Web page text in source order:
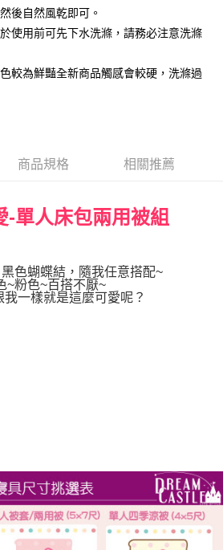
以上)免運費
後自然風乾即可。
使用前可先下水洗滌，請務必注意洗滌
較為鮮豔全新商品觸感會較硬，洗滌過
商品規格 相關推薦
-單人床包兩用被組
色蝴蝶結，隨我任意搭配~
~粉色~百搭不厭~
我一樣就是這麼可愛呢？